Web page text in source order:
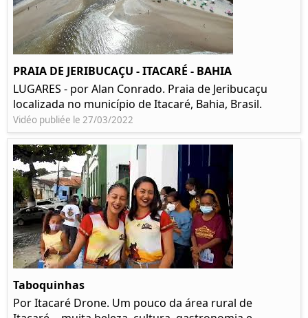
PRAIA DE JERIBUCAÇU - ITACARÉ - BAHIA
LUGARES - por Alan Conrado. Praia de Jeribucaçu
localizada no município de Itacaré, Bahia, Brasil.
Vidéo publiée le 27/03/2022
Taboquinhas
Por Itacaré Drone. Um pouco da área rural de